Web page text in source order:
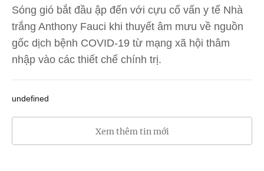
Sóng gió bắt đầu ập đến với cựu cố vấn y tế Nhà
trắng Anthony Fauci khi thuyết âm mưu về nguồn
gốc dịch bệnh COVID-19 từ mạng xã hội thâm
nhập vào các thiết chế chính trị.
undefined
Xem thêm tin mới